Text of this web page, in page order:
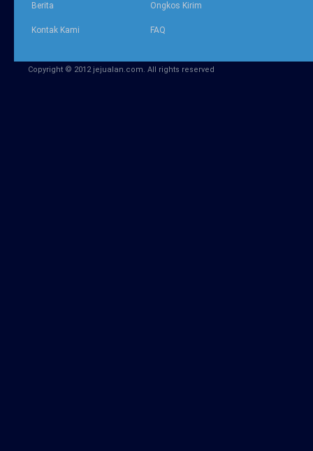
Berita
Kontak Kami
Ongkos Kirim
FAQ
Copyright © 2012 jejualan.com. All rights reserved